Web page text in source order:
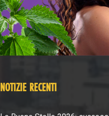
NOTIZIE RECENTI